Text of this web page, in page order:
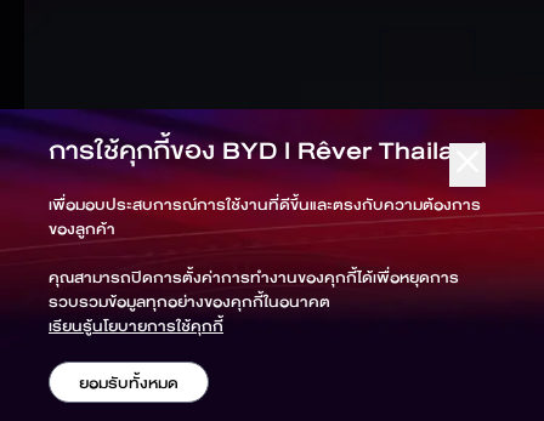
การใช้คุกกี้ของBYD l Rêver Thailand
เพื่อมอบประสบการณ์การใช้งานที่ดีขึ้นและตรงกับความต้องการ
ของลูกค้า
คุณสามารถปิดการตั้งค่าการทำงานของคุกกี้ได้เพื่อหยุดการ
รวบรวมข้อมูลทุกอย่างของคุกกี้ในอนาคต
เรียนรู้นโยบายการใช้คุกกี้
ยอมรับทั้งหมด